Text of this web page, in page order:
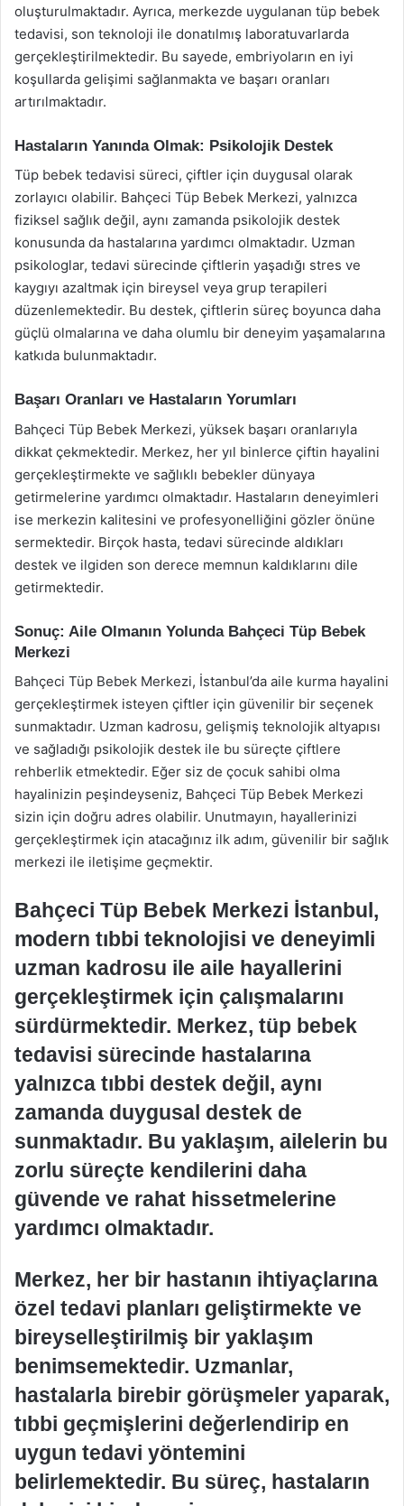
oluşturulmaktadır. Ayrıca, merkezde uygulanan tüp bebek
tedavisi, son teknoloji ile donatılmış laboratuvarlarda
gerçekleştirilmektedir. Bu sayede, embriyoların en iyi
koşullarda gelişimi sağlanmakta ve başarı oranları
artırılmaktadır.
Hastaların Yanında Olmak: Psikolojik Destek
Tüp bebek tedavisi süreci, çiftler için duygusal olarak
zorlayıcı olabilir. Bahçeci Tüp Bebek Merkezi, yalnızca
fiziksel sağlık değil, aynı zamanda psikolojik destek
konusunda da hastalarına yardımcı olmaktadır. Uzman
psikologlar, tedavi sürecinde çiftlerin yaşadığı stres ve
kaygıyı azaltmak için bireysel veya grup terapileri
düzenlemektedir. Bu destek, çiftlerin süreç boyunca daha
güçlü olmalarına ve daha olumlu bir deneyim yaşamalarına
katkıda bulunmaktadır.
Başarı Oranları ve Hastaların Yorumları
Bahçeci Tüp Bebek Merkezi, yüksek başarı oranlarıyla
dikkat çekmektedir. Merkez, her yıl binlerce çiftin hayalini
gerçekleştirmekte ve sağlıklı bebekler dünyaya
getirmelerine yardımcı olmaktadır. Hastaların deneyimleri
ise merkezin kalitesini ve profesyonelliğini gözler önüne
sermektedir. Birçok hasta, tedavi sürecinde aldıkları
destek ve ilgiden son derece memnun kaldıklarını dile
getirmektedir.
Sonuç: Aile Olmanın Yolunda Bahçeci Tüp Bebek
Merkezi
Bahçeci Tüp Bebek Merkezi, İstanbul’da aile kurma hayalini
gerçekleştirmek isteyen çiftler için güvenilir bir seçenek
sunmaktadır. Uzman kadrosu, gelişmiş teknolojik altyapısı
ve sağladığı psikolojik destek ile bu süreçte çiftlere
rehberlik etmektedir. Eğer siz de çocuk sahibi olma
hayalinizin peşindeyseniz, Bahçeci Tüp Bebek Merkezi
sizin için doğru adres olabilir. Unutmayın, hayallerinizi
gerçekleştirmek için atacağınız ilk adım, güvenilir bir sağlık
merkezi ile iletişime geçmektir.
Bahçeci Tüp Bebek Merkezi İstanbul,
modern tıbbi teknolojisi ve deneyimli
uzman kadrosu ile aile hayallerini
gerçekleştirmek için çalışmalarını
sürdürmektedir. Merkez, tüp bebek
tedavisi sürecinde hastalarına
yalnızca tıbbi destek değil, aynı
zamanda duygusal destek de
sunmaktadır. Bu yaklaşım, ailelerin bu
zorlu süreçte kendilerini daha
güvende ve rahat hissetmelerine
yardımcı olmaktadır.
Merkez, her bir hastanın ihtiyaçlarına
özel tedavi planları geliştirmekte ve
bireyselleştirilmiş bir yaklaşım
benimsemektedir. Uzmanlar,
hastalarla birebir görüşmeler yaparak,
tıbbi geçmişlerini değerlendirip en
uygun tedavi yöntemini
belirlemektedir. Bu süreç, hastaların